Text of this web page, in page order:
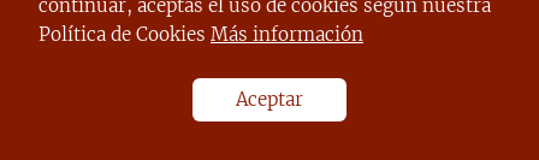
Descubre el secreto para apoyar a tus
hijos en el regreso a clases sin
continuar, aceptas el uso de cookies según nuestra
Política de Cookies Más información
Aceptar